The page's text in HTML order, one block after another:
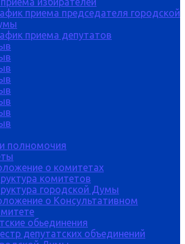
приема председателя городской
приема депутатов
полномочия
о комитетах
комитетов
городской Думы
о Консультативном
обьединения
депутатских объединений